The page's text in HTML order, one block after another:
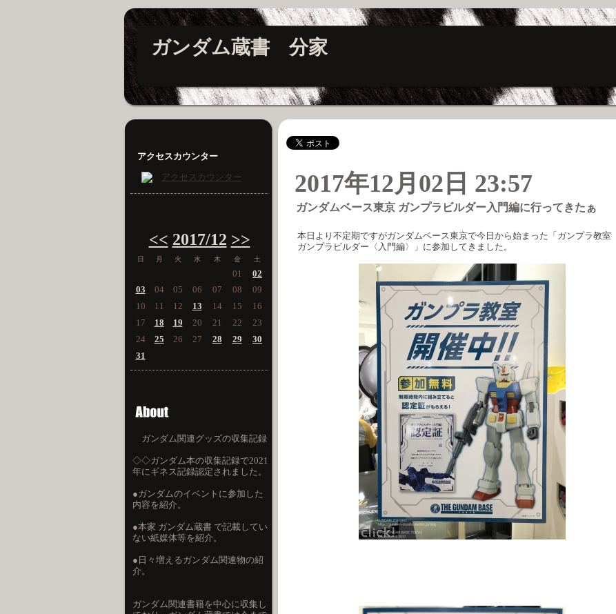
ガンダム蔵書 分家
アクセスカウンター
<< 2017/12 >>
日 月 火 水 木 金 土
01
02
03
04 05 06 07 08
09
10
11 12 13 14 15
16
17
18 19 20 21 22
23
24
25 26 27 28 29
30
31
ガンダム関連グッズの収集記録
◇◇ガンダム本の収集記録で2021
年にギネス記録認定されました。
●ガンダムのイベントに参加した
内容を紹介。
●本家 ガンダム蔵書 で記載してい
ない紙媒体等を紹介。
●日々増えるガンダム関連物の紹
介。
ガンダム関連書籍を中心に収集し
ガンダムベース東京 ガンプラビルダー入門編に行ってきたぁ
2017年12月02日 23:57
本日より不定期ですがガンダムベース東京で今日から始まった「ガンプラ教室
ガンプラビルダー〈入門編〉」に参加してきました。